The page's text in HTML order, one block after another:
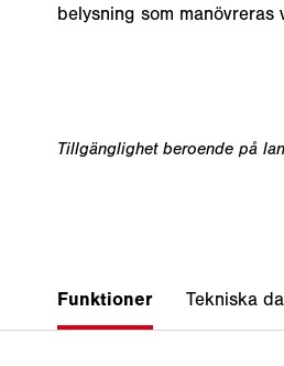
belysning som manövreras